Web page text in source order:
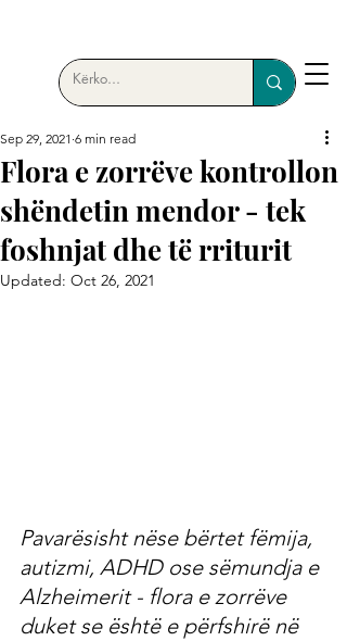
Flora e zorrëve kontrollon
shëndetin mendor - tek
foshnjat dhe të rriturit
Sep 29, 2021 6 min read
Updated: Oct 26, 2021
Pavarësisht nëse bërtet fëmija,
autizmi, ADHD ose sëmundja e
Alzheimerit - flora e zorrëve
duket se është e përfshirë në